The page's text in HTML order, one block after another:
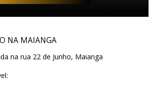
NA MAIANGA
na rua 22 de Junho, Maianga